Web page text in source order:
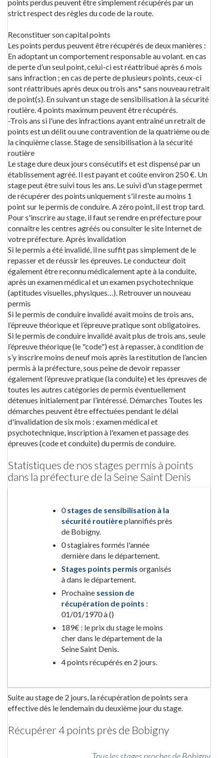
points perdus peuvent être simplement récupérés par un
strict respect des règles du code de la route.
Reconstituer son capital points
Les points perdus peuvent être récupérés de deux manières :
En adoptant un comportement responsable au volant. en cas
de perte d’un seul point, celui-ci est réattribué après 6 mois
sans infraction ; en cas de perte de plusieurs points, ceux-ci
sont réattribués après deux ou trois ans* sans nouveau retrait
de point(s). En suivant un stage de sensibilisation à la sécurité
routière. 4 points maximum peuvent être récupérés.
-Trois ans si l'une des infractions ayant entraîné un retrait de
points est un délit ou une contravention de la quatrième ou de
la cinquième classe. Stage de sensibilisation à la sécurité
routière
Le stage dure deux jours consécutifs et est dispensé par un
établissement agréé. Il est payant et coûte environ 250 €. Un
stage peut être suivi tous les ans. Le suivi d'un stage permet
de récupérer des points uniquement s'il reste au moins 1
point sur le permis de conduire. A zéro point, il est trop tard.
Pour s'inscrire au stage, il faut se rendre en préfecture pour
connaître les centres agréés ou consulter le site Internet de
votre préfecture. Après invalidation
Si le permis a été invalidé, il ne suffit pas simplement de le
repasser et de réussir les épreuves. Le conducteur doit
également être reconnu médicalement apte à la conduite,
après un examen médical et un examen psychotechnique
(aptitudes visuelles, physiques…). Retrouver un nouveau
permis
Si le permis de conduire invalidé avait moins de trois ans,
l’épreuve théorique et l’épreuve pratique sont obligatoires.
Si le permis de conduire invalidé avait plus de trois ans, seule
l’épreuve théorique (le "code") est à repasser, à condition de
s’y inscrire moins de neuf mois après la restitution de l’ancien
permis à la préfecture, sous peine de devoir repasser
également l’épreuve pratique (la conduite) et les épreuves de
toutes les autres catégories de permis éventuellement
détenues initialement par l’intéressé. Démarches Toutes les
démarches peuvent être effectuées pendant le délai
d'invalidation de six mois : examen médical et
psychotechnique, inscription à l'examen et passage des
épreuves (code et conduite) du permis de conduire.
Statistiques de nos stages permis à points
dans la préfecture de la Seine Saint Denis
0stages de sensibilisation à la
sécurité routièreplannifiés près
de Bobigny.
0 stagiaires formés l'année
dernière dans le département.
Stages points permis organisés
à dans le département.
Prochaine session de
récupération de points :
01/01/1970 à ()
189€ : le prix du stage le moins
cher dans le département de la
Seine Saint Denis.
4 points récupérés en 2 jours.
Suite au stage de 2 jours, la récupération de points sera
effective dès le lendemain du deuxième jour du stage.
Récupérer 4 points près de Bobigny